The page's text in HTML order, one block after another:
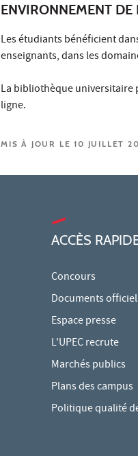
ENVIRONNEMENT DE
Les étudiants bénéficient
enseignants, dans les
La bibliothèque universitaire
ligne.
MIS À JOUR LE 10 JUILLET
ACCÈS
Concours
Documents
Espace presse
L'UPEC recrute
Marchés publics
Plans des campus
Politique qualité